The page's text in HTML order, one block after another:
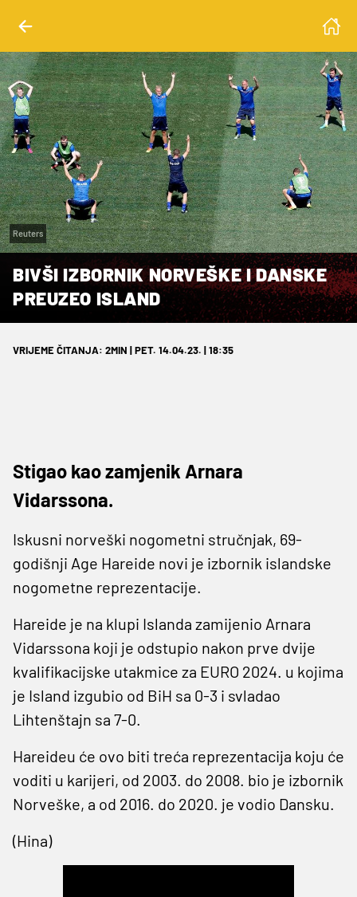
Reuters
BIVŠI IZBORNIK NORVEŠKE I DANSKE
PREUZEO ISLAND
VRIJEME ČITANJA: 2MIN | PET. 14.04.23. | 18:35
Stigao kao zamjenik Arnara
Vidarssona.
Iskusni norveški nogometni stručnjak, 69-
godišnji Age Hareide novi je izbornik islandske
nogometne reprezentacije.
Hareide je na klupi Islanda zamijenio Arnara
Vidarssona koji je odstupio nakon prve dvije
kvalifikacijske utakmice za EURO 2024. u kojima
je Island izgubio od BiH sa 0-3 i svladao
Lihtenštajn sa 7-0.
Hareideu će ovo biti treća reprezentacija koju će
voditi u karijeri, od 2003. do 2008. bio je izbornik
Norveške, a od 2016. do 2020. je vodio Dansku.
(Hina)